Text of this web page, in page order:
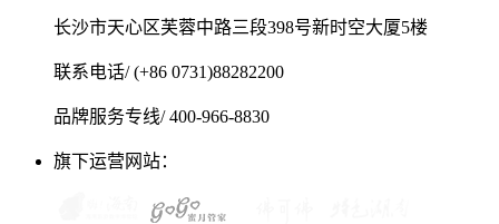
长沙市天心区芙蓉中路三段398号新时空大厦5楼
联系电话/ (+86 0731)88282200
品牌服务专线/ 400-966-8830
旗下运营网站：